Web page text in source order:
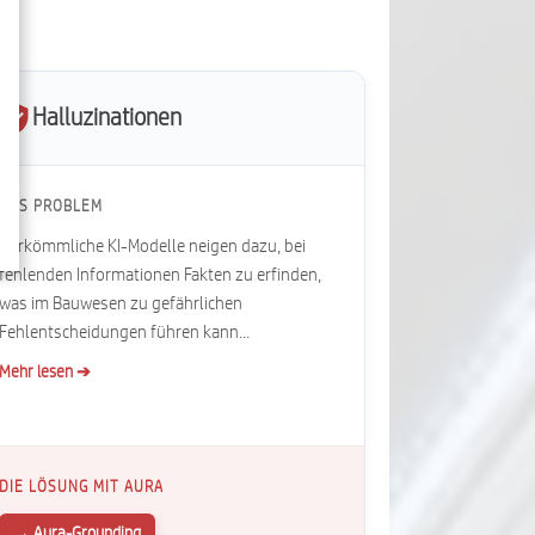
Halluzinationen
DAS PROBLEM
Herkömmliche KI-Modelle neigen dazu, bei
Informationen Fakten zu erfinden,
was im Bauwesen zu gefährlichen
Fehlentscheidungen führen kann...
Mehr lesen ➔
DIE LÖSUNG MIT AURA